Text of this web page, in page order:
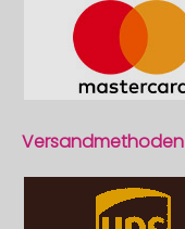
Versandmethoden